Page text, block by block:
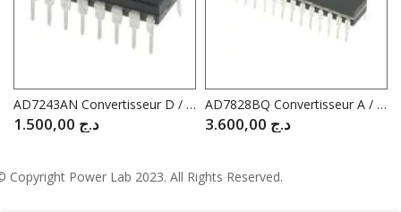
AD7243AN Convertisseur D / A 12 bit Serie
د.ج
AD7828BQ Convertisseur A / D 8 bit // FLASH
د.ج
Copyright Power Lab 2023. All Rights Reserved.